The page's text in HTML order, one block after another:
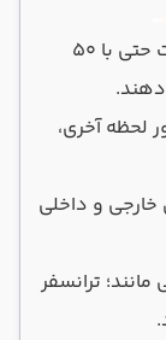
تورهای پایه در زمان های خاص، برخی اوقات حتی با ۵۰
لحظه آخری،
خارجی و داخلی
ترانسفر